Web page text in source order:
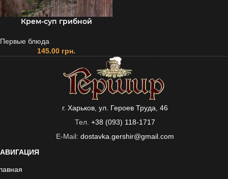
Крем-суп грибной
Первые блюда
145.00 грн.
г. Харьков, ул. Героев Труда, 46
Тел. +38 (093) 118-1717
E-Mail: dostavka.gershir@gmail.com